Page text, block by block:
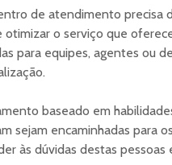
de atendimento precisa
otimizar o serviço que
para equipes, agentes ou
baseado em
sejam encaminhadas para
às dúvidas destas pessoas